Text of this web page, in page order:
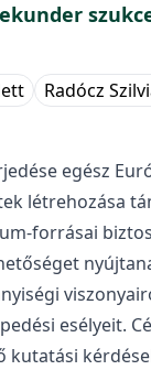
Radócz
egész
létrehozása
forrásai
esélyeit.